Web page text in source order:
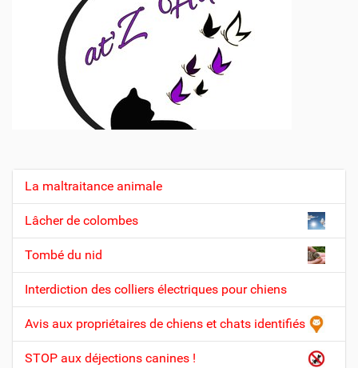
N
a
v
i
g
a
t
i
La maltraitance animale
Lâcher de colombes
Tombé du nid
Interdiction des colliers électriques pour chiens
Avis aux propriétaires de chiens et chats identifiés
STOP aux déjections canines !